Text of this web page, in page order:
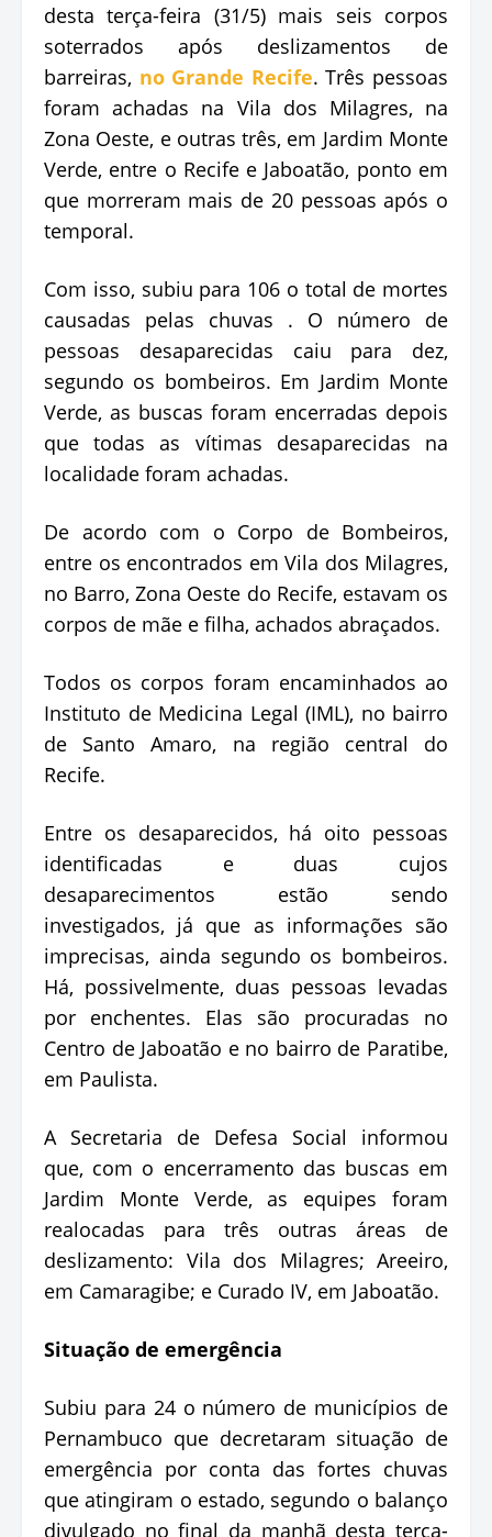
desta terça-feira (31/5) mais seis corpos
soterrados após deslizamentos de
barreiras, no Grande Recife. Três pessoas
foram achadas na Vila dos Milagres, na
Zona Oeste, e outras três, em Jardim Monte
Verde, entre o Recife e Jaboatão, ponto em
que morreram mais de 20 pessoas após o
temporal.
Com isso, subiu para 106 o total de mortes
causadas pelas chuvas . O número de
pessoas desaparecidas caiu para dez,
segundo os bombeiros. Em Jardim Monte
Verde, as buscas foram encerradas depois
que todas as vítimas desaparecidas na
localidade foram achadas.
De acordo com o Corpo de Bombeiros,
entre os encontrados em Vila dos Milagres,
no Barro, Zona Oeste do Recife, estavam os
corpos de mãe e filha, achados abraçados.
Todos os corpos foram encaminhados ao
Instituto de Medicina Legal (IML), no bairro
de Santo Amaro, na região central do
Recife.
Entre os desaparecidos, há oito pessoas
identificadas e duas cujos
desaparecimentos estão sendo
investigados, já que as informações são
imprecisas, ainda segundo os bombeiros.
Há, possivelmente, duas pessoas levadas
por enchentes. Elas são procuradas no
Centro de Jaboatão e no bairro de Paratibe,
em Paulista.
A Secretaria de Defesa Social informou
que, com o encerramento das buscas em
Jardim Monte Verde, as equipes foram
realocadas para três outras áreas de
deslizamento: Vila dos Milagres; Areeiro,
em Camaragibe; e Curado IV, em Jaboatão.
Situação de emergência
Subiu para 24 o número de municípios de
Pernambuco que decretaram situação de
emergência por conta das fortes chuvas
que atingiram o estado, segundo o balanço
divulgado no final da manhã desta terça-